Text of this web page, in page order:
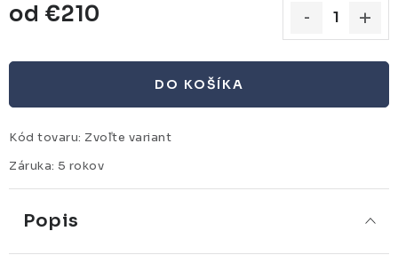
od €210
DO KOŠÍKA
Kód tovaru: Zvoľte variant
Záruka: 5 rokov
Popis